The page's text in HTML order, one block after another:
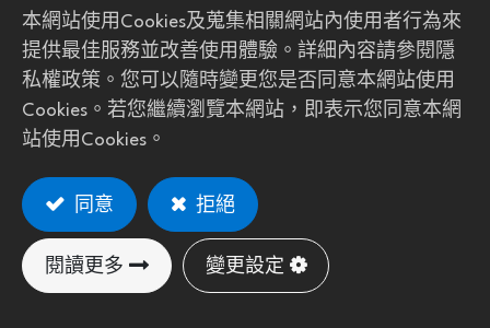
姓 *
名
洲別 *
本網站使用Cookies及蒐集相關網站內使用者行為來
提供最佳服務並改善使用體驗。詳細內容請參閱隱
私權政策。您可以隨時變更您是否同意本網站使用
Cookies。若您繼續瀏覽本網站，即表示您同意本網
站使用Cookies。
同意 拒絕
閱讀更多 變更設定